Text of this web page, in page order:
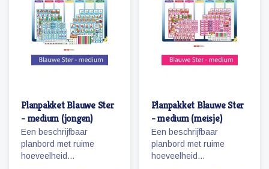
Planpakket Blauwe Ster
- medium (jongen)
Een beschrijfbaar
planbord met ruime
hoeveelheid
Planpakket Blauwe Ster
- medium (meisje)
Een beschrijfbaar
planbord met ruime
hoeveelheid